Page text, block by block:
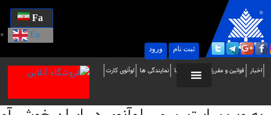
Fa
En
اخبار قوانین و مقررات تماس با ما نمایندگی ها لوآنوی کارت
ثبت نام ورود